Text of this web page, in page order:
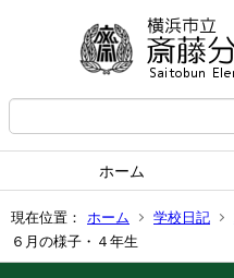
ホーム
現在位置： ホーム 学校日記
６月の様子・４年生